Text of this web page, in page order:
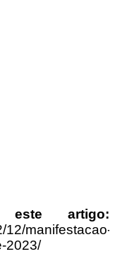
este artigo:
12/manifestacao-
2023/